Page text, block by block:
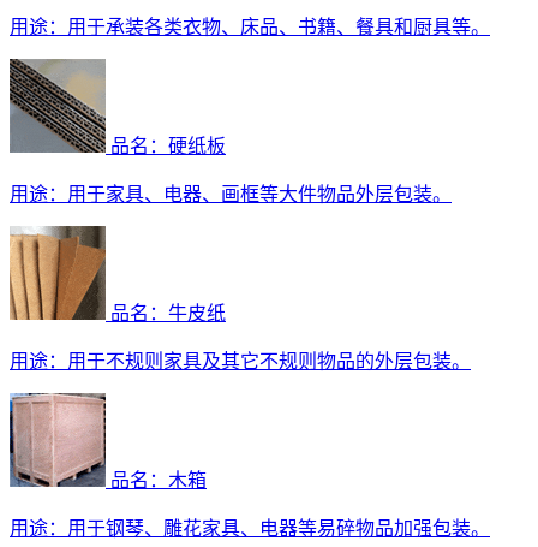
用途： 用于承装各类衣物、床品、书籍、餐具和厨具等。
品名：硬纸板
用途： 用于家具、电器、画框等大件物品外层包装。
品名：牛皮纸
用途： 用于不规则家具及其它不规则物品的外层包装。
品名：木箱
用途： 用于钢琴、雕花家具、电器等易碎物品加强包装。